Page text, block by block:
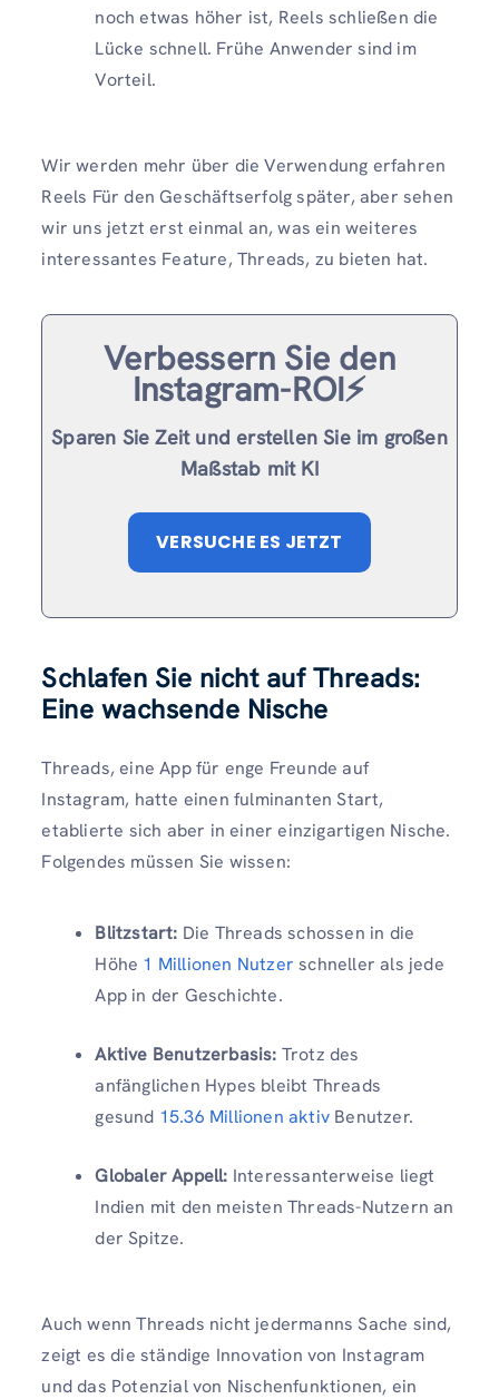
noch etwas höher ist, Reels schließen die
Lücke schnell. Frühe Anwender sind im
Vorteil.
Wir werden mehr über die Verwendung erfahren
Reels Für den Geschäftserfolg später, aber sehen
wir uns jetzt erst einmal an, was ein weiteres
interessantes Feature, Threads, zu bieten hat.
Verbessern Sie den
Instagram-ROI⚡️
Sparen Sie Zeit und erstellen Sie im großen
Maßstab mit KI
VERSUCHE ES JETZT
Schlafen Sie nicht auf Threads:
Eine wachsende Nische
Threads, eine App für enge Freunde auf
Instagram, hatte einen fulminanten Start,
etablierte sich aber in einer einzigartigen Nische.
Folgendes müssen Sie wissen:
Blitzstart: Die Threads schossen in die
Höhe 1 Millionen Nutzer schneller als jede
App in der Geschichte.
Aktive Benutzerbasis: Trotz des
anfänglichen Hypes bleibt Threads
gesund 15.36 Millionen aktiv Benutzer.
Globaler Appell: Interessanterweise liegt
Indien mit den meisten Threads-Nutzern an
der Spitze.
Auch wenn Threads nicht jedermanns Sache sind,
zeigt es die ständige Innovation von Instagram
und das Potenzial von Nischenfunktionen, ein